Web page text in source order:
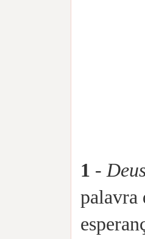
1 -
palavra